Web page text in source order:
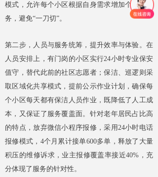
模式，允许每个小区根据自身需求增加个性化服
务，避免“一刀切”。
第二步，人员与服务统筹，提升效率与体验。在
人员安排上，有门岗的小区实行24小时专业保安
值守，替代此前的社区志愿者；保洁、巡逻则采
取区域化共享模式，提前公示作业计划，确保每
个小区每天都有保洁人员作业，既降低了人工成
本，又保证了服务覆盖面。针对老年居民占比高
的特点，放弃微信小程序报修，采用24小时电话
报修模式，4个月累计接单600多单，释放了大量
积压的维修诉求，业主报修覆盖率接近40%，充
分体现了服务的针对性。